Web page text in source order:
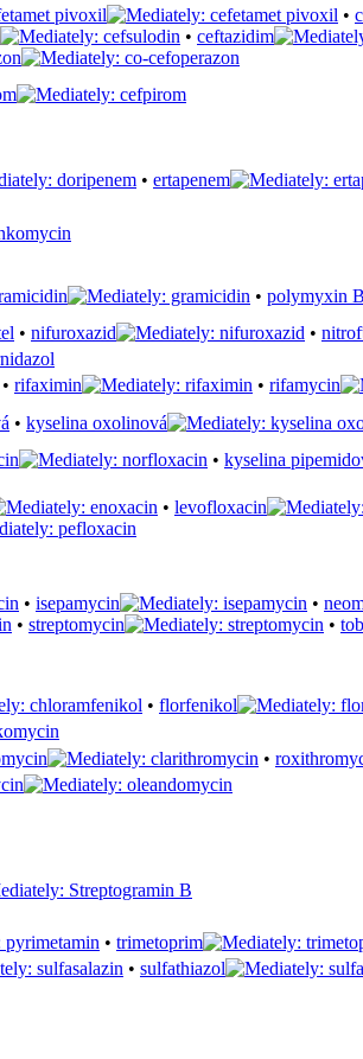
pivoxil •
• ceftazidim
• ertapenem
• polymyxin B
• nifuroxazid •
• rifaximin • rifamycin
• kyselina oxolinová
• kyselina
• levofloxacin
• isepamycin •
• streptomycin •
• florfenikol
•
• trimetoprim
• sulfathiazol